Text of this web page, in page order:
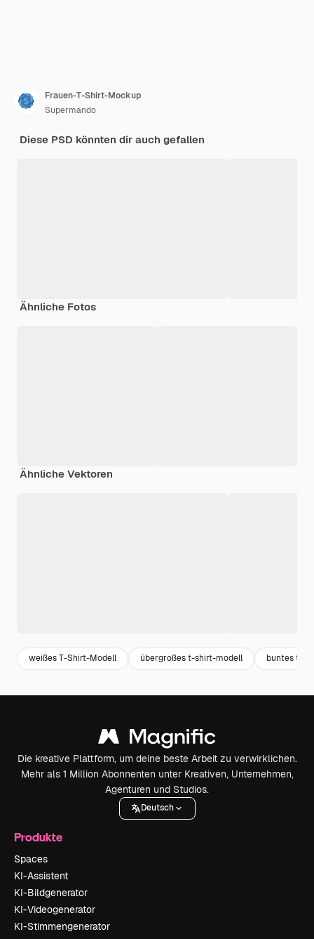
Frauen-T-Shirt-Mockup
Supermando
Diese PSD könnten dir auch gefallen
Ähnliche Fotos
Ähnliche Vektoren
weißes T-Shirt-Modell übergroßes t-shirt-modell buntes t-
Die kreative Plattform, um deine beste Arbeit zu verwirklichen.
Mehr als 1 Million Abonnenten unter Kreativen, Unternehmen,
Agenturen und Studios.
Deutsch
Produkte
Spaces
KI-Assistent
KI-Bildgenerator
KI-Videogenerator
KI-Stimmengenerator